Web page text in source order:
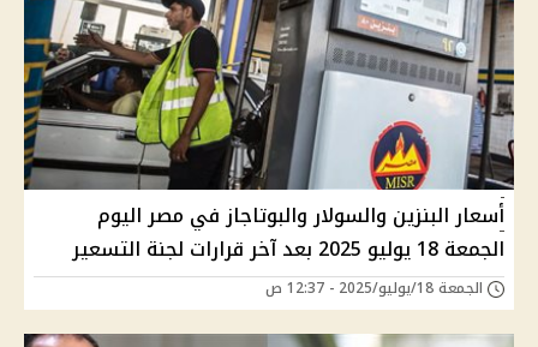
أسعار البنزين والسولار والبوتاجاز في مصر اليوم
الجمعة 18 يوليو 2025 بعد آخر قرارات لجنة التسعير
الجمعة 18/يوليو/2025 - 12:37 ص